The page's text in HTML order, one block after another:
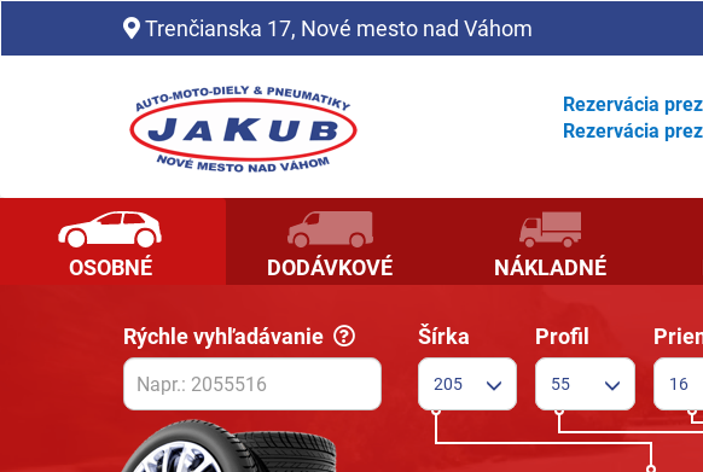
Trenčianska 17, Nové mesto nad Váhom
Rezervácia
Rezervácia
OSOBNÉ DODÁVKOVÉ NÁKLADNÉ
Rýchle vyhľadávanie Šírka
205
Profil
55 16